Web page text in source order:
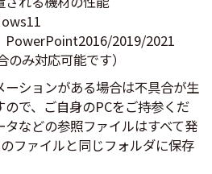
PowerPoint2016/2019/2021
のみ対応可能です）
ションがある場合は不具合が生
ので、ご自身のPCをご持参くだ
などの参照ファイルはすべて発
ファイルと同じフォルダに保存